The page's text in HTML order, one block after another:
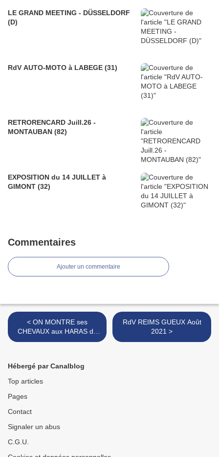
LE GRAND MEETING - DÜSSELDORF
(D)
RdV AUTO-MOTO à LABEGE (31)
RETRORENCARD Juill.26 -
MONTAUBAN (82)
EXPOSITION du 14 JUILLET à
GIMONT (32)
Commentaires
Ajouter un commentaire
< ON MONTRE ses
CHEVAUX aux HARAS de
TARBES
RdV REIMS GUEUX Août
2021 >
Hébergé par Canalblog
Top articles
Pages
Contact
Signaler un abus
C.G.U.